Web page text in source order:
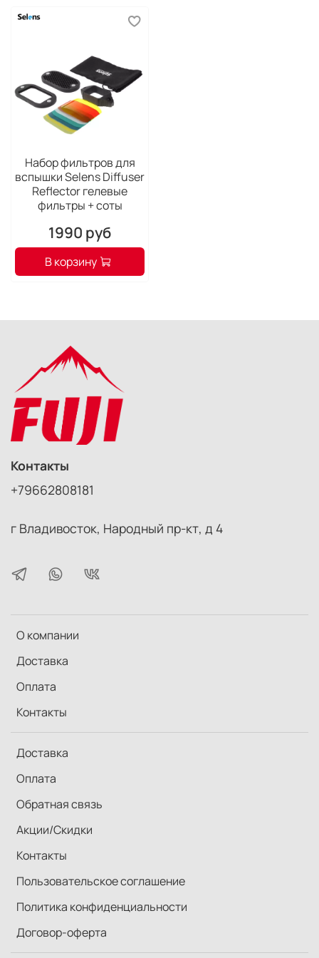
Угол поворота вниз, градусов: 7
Угол поворота по горизонтали, градусов: 270
Углы освещения
Широкоугольный диффузор: Нет
Угол освещения, мм: 24 - 105
Управление экспозицией
Ручная регулировка мощности: Есть
Экспокоррекция: Есть
Брекетинг: Нет
Передача информации о цветовой температуре: Нет
Синхронизация
Синхронизация по задней шторке затвора: Есть
Синхронизация с другими вспышками: режим ведущей
вспышки, режим ведомой вспышки
Режимы работы
Подсветка автофокуса: Нет
Питание
Тип элементов питания: AA
Количество элементов питания: 4
Автоматическое отключение: Есть
Размер и вес
Размер: 60x19x78 мм
Набор фильтров для
вспышки Selens Diffuser
Reflector гелевые
фильтры + соты
1990 руб
В корзину
О компании
Доставка
Оплата
Контакты
Доставка
Оплата
Обратная связь
Акции/Скидки
Контакты
Пользовательское соглашение
Политика конфиденциальности
Договор-оферта
Контакты
+79662808181
г Владивосток, Народный пр-кт, д 4